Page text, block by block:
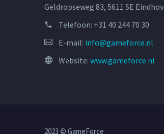
Geldropseweg 83, 5611 SE
Telefoon: +31 40 244 70 30
E-mail: info@gameforce.nl
Website: www.gameforce.nl
2023 © GameForce